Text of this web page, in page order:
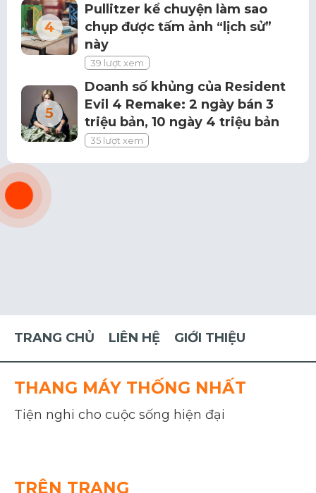
Pullitzer kể chuyện làm sao
chụp được tấm ảnh “lịch sử”
này
39 lượt xem
Doanh số khủng của Resident
Evil 4 Remake: 2 ngày bán 3
triệu bản, 10 ngày 4 triệu bản
35 lượt xem
TRANG CHỦ LIÊN HỆ GIỚI THIỆU
THANG MÁY THỐNG NHẤT
Tiện nghi cho cuộc sống hiện đại
TRÊN TRANG